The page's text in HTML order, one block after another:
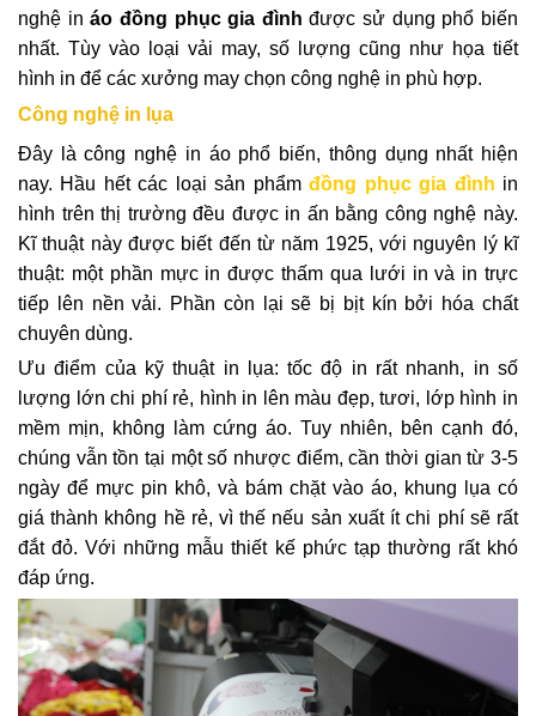
nghệ ináo đồng phục gia đình được sử dụng phổ biến
nhất. Tùy vào loại vải may, số lượng cũng như họa tiết
hình in để các xưởng may chọn công nghệ in phù hợp.
Công nghệ in lụa
Đây là công nghệ in áo phổ biến, thông dụng nhất hiện
nay. Hầu hết các loại sản phẩmđồng phục gia đình in
hình trên thị trường đều được in ấn bằng công nghệ này.
Kĩ thuật này được biết đến từ năm 1925, với nguyên lý kĩ
thuật: một phần mực in được thấm qua lưới in và in trực
tiếp lên nền vải. Phần còn lại sẽ bị bịt kín bởi hóa chất
chuyên dùng.
Ưu điểm của kỹ thuật in lụa: tốc độ in rất nhanh, in số
lượng lớn chi phí rẻ, hình in lên màu đẹp, tươi, lớp hình in
mềm mịn, không làm cứng áo. Tuy nhiên, bên cạnh đó,
chúng vẫn tồn tại một số nhược điểm, cần thời gian từ 3-5
ngày để mực pin khô, và bám chặt vào áo, khung lụa có
giá thành không hề rẻ, vì thế nếu sản xuất ít chi phí sẽ rất
đắt đỏ. Với những mẫu thiết kế phức tạp thường rất khó
đáp ứng.